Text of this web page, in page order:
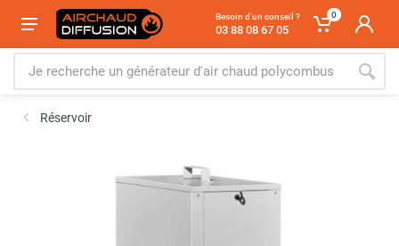
Besoin d'un conseil ?
03 88 08 67 05
0
Réservoir